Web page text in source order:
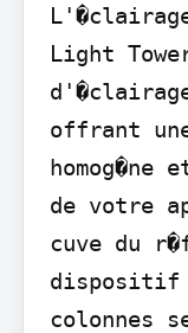
Light
offrant
homog�ne
de votre
cuve du
dispositif
colonnes